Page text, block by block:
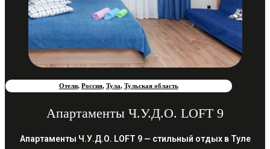
Отели, Россия, Тула, Тульская область
Апартаменты Ч.У.Д.О. LOFT 9
Апартаменты Ч.У.Д.О. LOFT 9 — стильный отдых в Туле